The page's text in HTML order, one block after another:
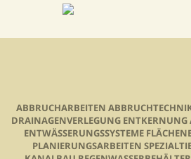
ABBRUCHARBEITEN
DRAINAGENVERLEGUNG
ENTWÄSSERUNGSSYSTEME
PLANIERUNGSARBEITEN